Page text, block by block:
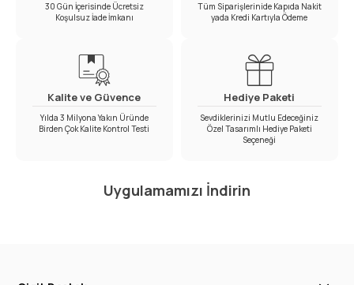
30 Gün İçerisinde Ücretsiz
Koşulsuz İade İmkanı
Tüm Siparişlerinide Kapıda Nakit
yada Kredi Kartıyla Ödeme
Kalite ve Güvence
Yılda 3 Milyona Yakın Üründe
Birden Çok Kalite Kontrol Testi
Hediye Paketi
Sevdiklerinizi Mutlu Edeceğiniz
Özel Tasarımlı Hediye Paketi
Seçeneği
Uygulamamızı İndirin